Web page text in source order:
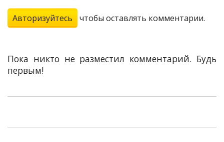
Авторизуйтесь чтобы оставлять комментарии.
Пока никто не разместил комментарий. Будь
первым!